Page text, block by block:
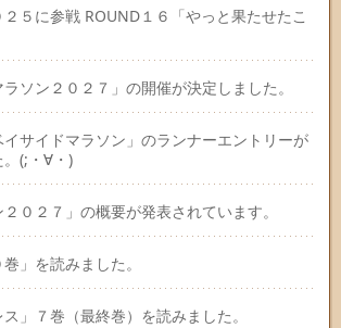
５に参戦 ROUND１６「やっと果たせたこ
ラソン２０２７」の開催が決定しました。
イサイドマラソン」のランナーエントリーが
(;・∀・)
２０２７」の概要が発表されています。
」を読みました。
」７巻（最終巻）を読みました。